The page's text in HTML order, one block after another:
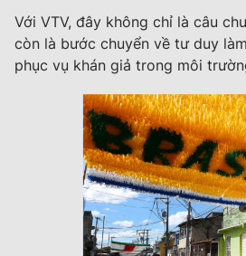
Với VTV, đây không chỉ là câu
còn là bước chuyển về tư duy
phục vụ khán giả trong môi